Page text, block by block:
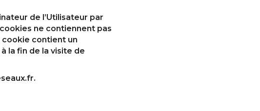
de l’Utilisateur par
ne contiennent pas
cookie contient un
la fin de la visite de